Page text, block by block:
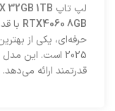
لپ‌ تاپ 32GB 1TB
RTX4060 8GB با
حرفه‌ای، یکی از
2025 است. این
قدرتمند ارائه می‌دهد.